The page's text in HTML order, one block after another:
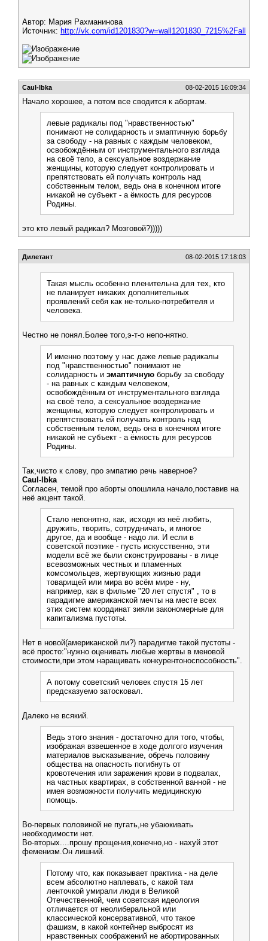
Автор: Мария Рахманинова
Источник: http://vk.com/id1201830?w=wall1201830_7215%2Fall
Caul-lbka 08-02-2015 16:09:34
Начало хорошее, а потом все сводится к абортам.
левые радикалы под "нравственностью"
понимают не солидарность и эмаптичную борьбу
за свободу - на равных с каждым человеком,
освобождённым от инструментального взгляда
на своё тело, а сексуальное воздержание
женщины, которую следует контролировать и
препятствовать ей получать контроль над
собственным телом, ведь она в конечном итоге
никакой не субъект - а ёмкость для ресурсов
Родины.
это кто левый радикал? Мозговой?)))))
Дилетант 08-02-2015 17:18:03
Такая мысль особенно пленительна для тех, кто
не планирует никаких дополнительных
проявлений себя как не-только-потребителя и
человека.
Честно не понял.Более того,э-т-о непо-нятно.
И именно поэтому у нас даже левые радикалы
под "нравственностью" понимают не
солидарность и эмаптичную борьбу за свободу
- на равных с каждым человеком,
освобождённым от инструментального взгляда
на своё тело, а сексуальное воздержание
женщины, которую следует контролировать и
препятствовать ей получать контроль над
собственным телом, ведь она в конечном итоге
никакой не субъект - а ёмкость для ресурсов
Родины.
Так,чисто к слову, про эмпатию речь наверное?
Caul-lbka
Согласен, темой про аборты опошлила начало,поставив на
неё акцент такой.
Стало непонятно, как, исходя из неё любить,
дружить, творить, сотрудничать, и многое
другое, да и вообще - надо ли. И если в
советской поэтике - пусть искусственно, эти
модели всё же были сконструированы - в лице
всевозможных честных и пламенных
комсомольцев, жертвующих жизнью ради
товарищей или мира во всём мире - ну,
например, как в фильме "20 лет спустя" , то в
парадигме американской мечты на месте всех
этих систем координат зияли закономерные для
капитализма пустоты.
Нет в новой(американской ли?) парадигме такой пустоты -
всё просто:"нужно оценивать любые жертвы в меновой
стоимости,при этом наращивать конкурентоноспособность".
А потому советский человек спустя 15 лет
предсказуемо затосковал.
Далеко не всякий.
Ведь этого знания - достаточно для того, чтобы,
изображая взвешенное в ходе долгого изучения
материалов высказывание, обречь половину
общества на опасность погибнуть от
кровотечения или заражения крови в подвалах,
на частных квартирах, в собственной ванной - не
имея возможности получить медицинскую
помощь.
Во-первых половиной не пугать,не убаюкивать
необходимости нет.
Во-вторых....прошу прощения,конечно,но - нахуй этот
феменизм.Он лишний.
Потому что, как показывает практика - на деле
всем абсолютно наплевать, с какой там
ленточкой умирали люди в Великой
Отечественной, чем советская идеология
отличается от неолиберальной или
классической консервативной, что такое
фашизм, в какой контейнер выбросят из
нравственных соображений не абортированных